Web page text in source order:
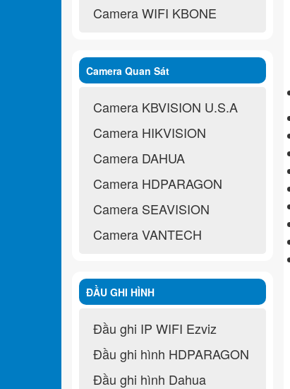
Camera WIFI KBONE
Camera Quan Sát
Camera KBVISION U.S.A
Camera HIKVISION
Camera DAHUA
Camera HDPARAGON
Camera SEAVISION
Camera VANTECH
ĐẦU GHI HÌNH
Đầu ghi IP WIFI Ezviz
Đầu ghi hình HDPARAGON
Đầu ghi hình Dahua